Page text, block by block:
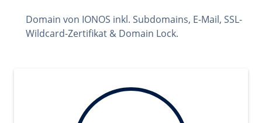
Domain von IONOS inkl. Subdomains, E-Mail, SSL-
Wildcard-Zertifikat & Domain Lock.